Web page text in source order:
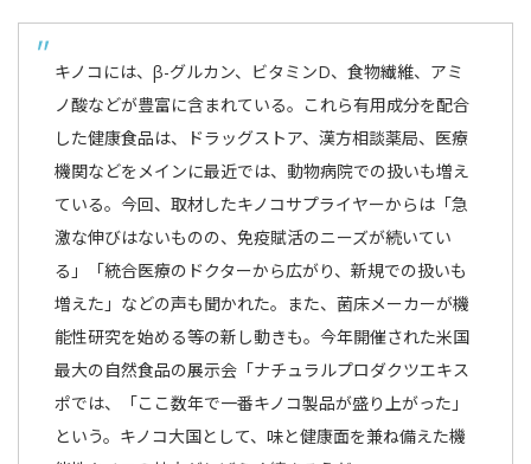
キノコには、β-グルカン、ビタミンD、食物繊維、アミ
ノ酸などが豊富に含まれている。これら有用成分を配合
した健康食品は、ドラッグストア、漢方相談薬局、医療
機関などをメインに最近では、動物病院での扱いも増え
ている。今回、取材したキノコサプライヤーからは「急
激な伸びはないものの、免疫賦活のニーズが続いてい
る」「統合医療のドクターから広がり、新規での扱いも
増えた」などの声も聞かれた。また、菌床メーカーが機
能性研究を始める等の新し動きも。今年開催された米国
最大の自然食品の展示会「ナチュラルプロダクツエキス
ポでは、「ここ数年で一番キノコ製品が盛り上がった」
という。キノコ大国として、味と健康面を兼ね備えた機